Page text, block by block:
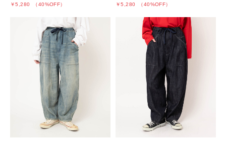
￥5,280 （40%OFF） ￥5,280 （40%OFF）